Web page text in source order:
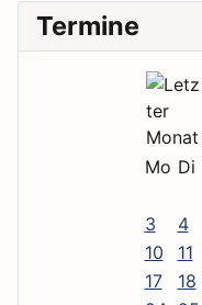
Termine
Mo Di
3
4
10
11
17
18